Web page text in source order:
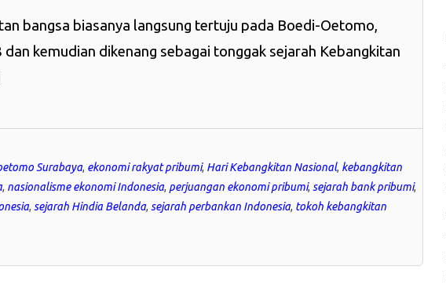
bangsa biasanya langsung tertuju pada Boedi-Oetomo,
kemudian dikenang sebagai tonggak sejarah Kebangkitan
Surabaya, ekonomi rakyat pribumi, Hari Kebangkitan Nasional, kebangkitan
, nasionalisme ekonomi Indonesia, perjuangan ekonomi pribumi, sejarah bank pribumi,
, sejarah Hindia Belanda, sejarah perbankan Indonesia, tokoh kebangkitan